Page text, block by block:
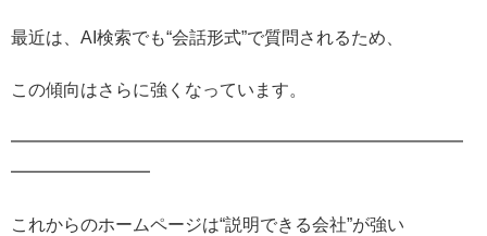
最近は、AI検索でも“会話形式”で質問されるため、
この傾向はさらに強くなっています。
━━━━━━━━━━━━━━━━━━━━━━━━━━
━━━━━━━━
これからのホームページは“説明できる会社”が強い